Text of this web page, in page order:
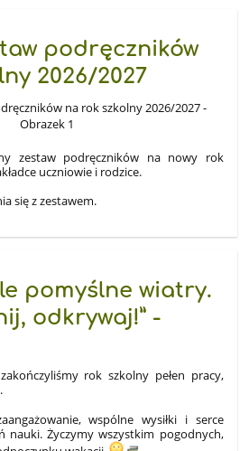
podręczników
2026/2027
zestaw podręczników na nowy rok
uczniowie i rodzice.
się z zestawem.
pomyślne wiatry.
odkrywaj!” -
rok szkolny pełen pracy,
wspólne wysiłki i serce
nauki. Życzymy wszystkim pogodnych,